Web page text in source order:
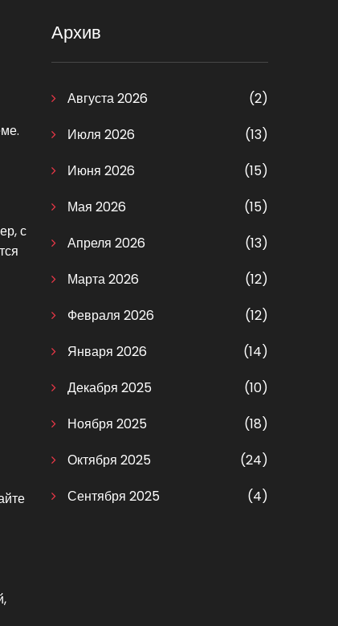
с
Архив
Августа 2026
(2)
Июля 2026
(13)
Июня 2026
(15)
Мая 2026
(15)
Апреля 2026
(13)
Марта 2026
(12)
Февраля 2026
(12)
Января 2026
(14)
Декабря 2025
(10)
Ноября 2025
(18)
Октября 2025
(24)
Сентября 2025
(4)